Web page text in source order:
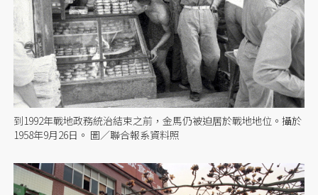
到1992年戰地政務統治結束之前，金馬仍被迫居於戰地地位。攝於
1958年9月26日。 圖／聯合報系資料照